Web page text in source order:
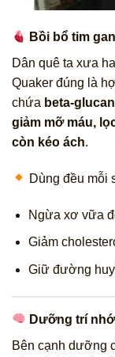
Bồi bổ tim
Dân quê ta xưa
Quaker đúng là
chứa beta-glucan
giảm mỡ máu,
còn kéo ách.
Dùng đều mỗi
Ngừa xơ vữa
Giảm
Giữ đường
Dưỡng trí
Bên cạnh dưỡng